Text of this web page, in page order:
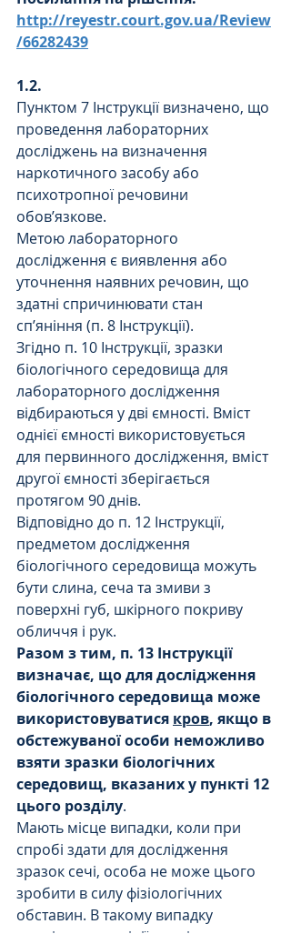
http://reyestr.court.gov.ua/Review
/66282439
1.2.
Пунктом 7 Інструкції визначено, що
проведення лабораторних
досліджень на визначення
наркотичного засобу або
психотропної речовини
обов’язкове.
Метою лабораторного
дослідження є виявлення або
уточнення наявних речовин, що
здатні спричинювати стан
сп’яніння (п. 8 Інструкції).
Згідно п. 10 Інструкції, зразки
біологічного середовища для
лабораторного дослідження
відбираються у дві ємності. Вміст
однієї ємності використовується
для первинного дослідження, вміст
другої ємності зберігається
протягом 90 днів.
Відповідно до п. 12 Інструкції,
предметом дослідження
біологічного середовища можуть
бути слина, сеча та змиви з
поверхні губ, шкірного покриву
обличчя і рук.
Разом з тим, п. 13 Інструкції
визначає, що для дослідження
біологічного середовища може
використовуватися кров, якщо в
обстежуваної особи неможливо
взяти зразки біологічних
середовищ, вказаних у пункті 12
цього розділу.
Мають місце випадки, коли при
спробі здати для дослідження
зразок сечі, особа не може цього
зробити в силу фізіологічних
обставин. В такому випадку